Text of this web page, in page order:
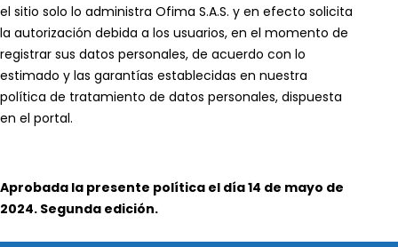
el sitio solo lo administra Ofima S.A.S. y en efecto solicita
la autorización debida a los usuarios, en el momento de
registrar sus datos personales, de acuerdo con lo
estimado y las garantías establecidas en nuestra
política de tratamiento de datos personales, dispuesta
en el portal.
Aprobada la presente política el día 14 de mayo de
2024. Segunda edición.